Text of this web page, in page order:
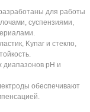
для работы
суспензиями,
Kynar и стекло,
диапазонов рН и
обеспечивают